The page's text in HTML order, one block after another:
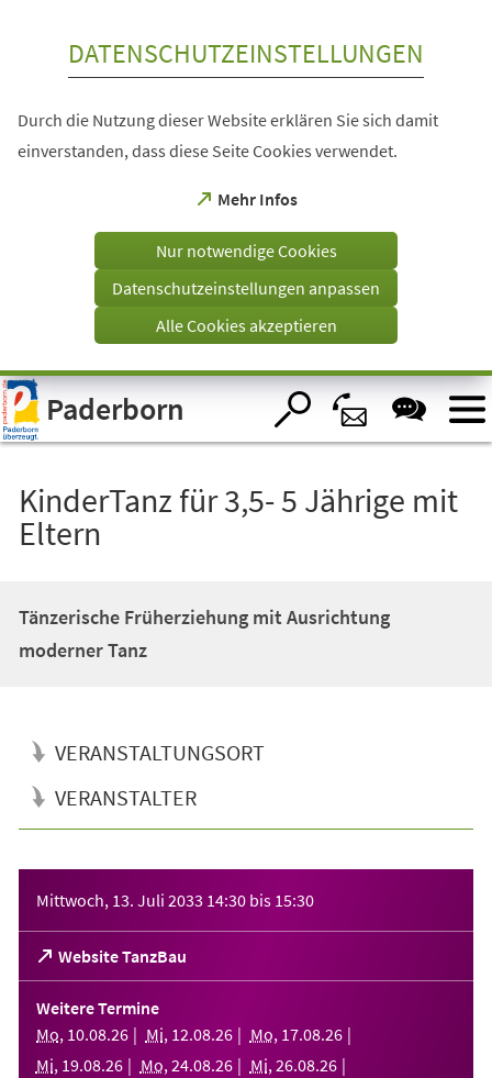
Visuelle
Assistenzsoftware
öffnen.
DATENSCHUTZEINSTELLUNGEN
Durch die Nutzung dieser Website erklären Sie sich damit
einverstanden, dass diese Seite Cookies verwendet.
Mehr Infos
(Öffnet
einem
Tab)
Nur notwendige Cookies
Datenschutzeinstellungen anpassen
Alle Cookies akzeptieren
Paderborn
KinderTanz für 3,5- 5 Jährige mit
Eltern
Tänzerische Früherziehung mit Ausrichtung
moderner Tanz
VERANSTALTUNGSORT
VERANSTALTER
Mittwoch, 13. Juli 2033 14:30 bis 15:30
Website TanzBau
(Öffnet
in
einem
neuen
Tab)
Weitere Termine
Mo, 10.08.26 Mi, 12.08.26 Mo, 17.08.26
Mi, 19.08.26 Mo, 24.08.26 Mi, 26.08.26